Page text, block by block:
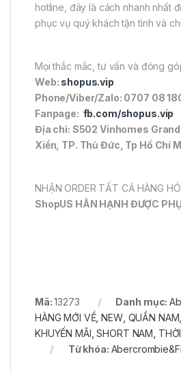
hotline, đây là cách nhanh nhất
phục vụ quý khách tận tình và
Mọi thắc mắc, tư vấn và đóng
Web: shopus.vip
Phone/Viber/Zalo: 0707 08
Fanpage: fb.com/shopus.vip
Địa chỉ: S502 Vinhomes
Xiển, TP. Thủ Đức, Tp Hồ Chí
NHẬN ORDER TẤT CẢ HÀNG
ShopUS HÂN HẠNH ĐƯỢC
Mã:13273 Danh mục:
HÀNG MỚI VỀ,NEW, QUẦN NAM
KHUYẾN MÃI ,SHORT NAM
Từ khóa: